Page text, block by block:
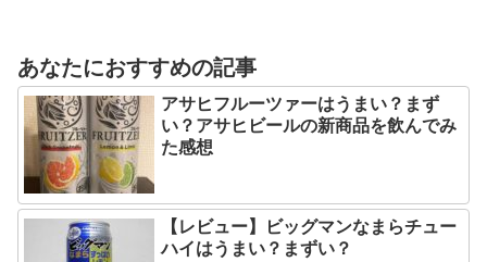
あなたにおすすめの記事
アサヒフルーツァーはうまい？まず
い？アサヒビールの新商品を飲んでみ
た感想
【レビュー】ビッグマンなまらチュー
ハイはうまい？まずい？